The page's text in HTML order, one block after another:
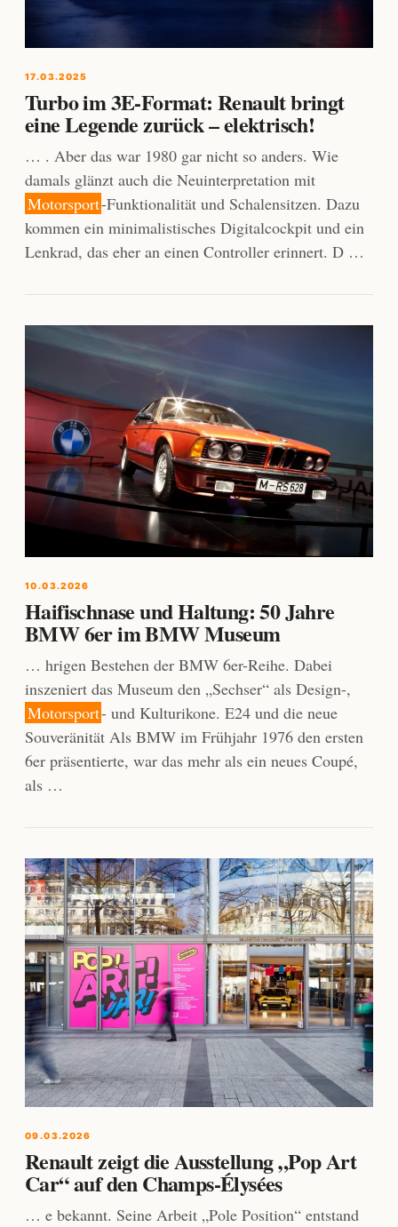
17.03.2025
Turbo im 3E-Format: Renault bringt
eine Legende zurück – elektrisch!
… . Aber das war 1980 gar nicht so anders. Wie
damals glänzt auch die Neuinterpretation mit
Motorsport-Funktionalität und Schalensitzen. Dazu
kommen ein minimalistisches Digitalcockpit und ein
Lenkrad, das eher an einen Controller erinnert. D …
10.03.2026
Haifischnase und Haltung: 50 Jahre
BMW 6er im BMW Museum
… hrigen Bestehen der BMW 6er-Reihe. Dabei
inszeniert das Museum den „Sechser“ als Design-,
Motorsport- und Kulturikone. E24 und die neue
Souveränität Als BMW im Frühjahr 1976 den ersten
6er präsentierte, war das mehr als ein neues Coupé,
als …
09.03.2026
Renault zeigt die Ausstellung „Pop Art
Car“ auf den Champs-Élysées
… e bekannt. Seine Arbeit „Pole Position“ entstand